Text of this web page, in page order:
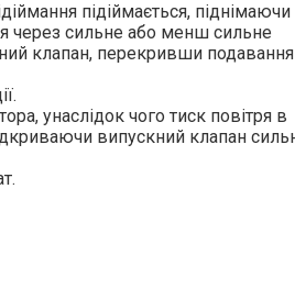
підіймається, піднімаючи
через сильне або менш сильне
клапан, перекривши подавання
унаслідок чого тиск повітря в
випускний клапан